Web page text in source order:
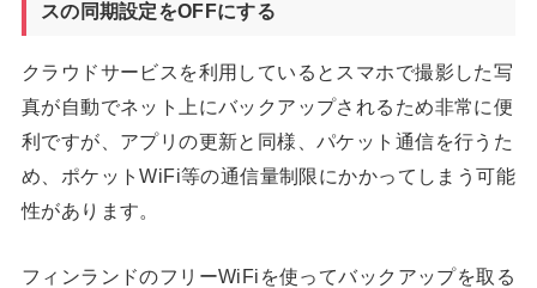
スの同期設定をOFFにする
クラウドサービスを利用しているとスマホで撮影した写
真が自動でネット上にバックアップされるため非常に便
利ですが、アプリの更新と同様、パケット通信を行うた
め、ポケットWiFi等の通信量制限にかかってしまう可能
性があります。
フィンランドのフリーWiFiを使ってバックアップを取る